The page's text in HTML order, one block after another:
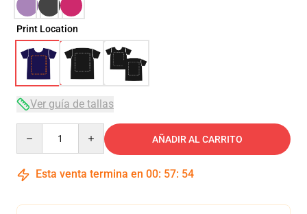
Print Location
Ver guía de tallas
AÑADIR AL CARRITO
Esta venta termina en 00: 57: 53